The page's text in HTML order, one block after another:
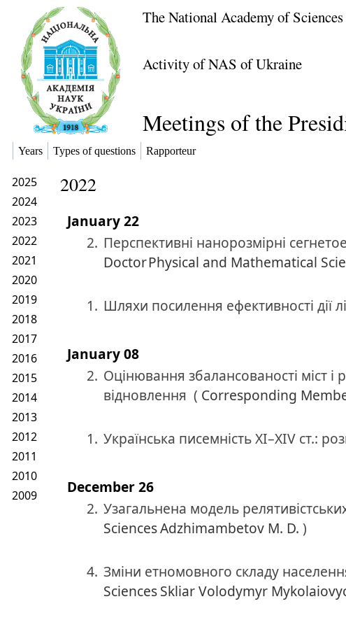
The National Academy of
Activity of NAS of Ukraine
Meetings of the
Years Types of questions Rapporteur
2025
2024
2023
2022
2021
2020
2019
2018
2017
2016
2015
2014
2013
2012
2011
2010
2009
2022
January 22
2. Перспективні нанорозмірні
DoctorPhysical and Mathematical
1. Шляхи посилення ефективності дії
January 08
2. Оцінювання збалансованості міст і
відновлення ( Corresponding
1. Українська писемність ХІ–ХІV ст.:
December 26
2. Узагальнена модель
SciencesAdzhimambetov M. D. )
4. Зміни етномовного складу
SciencesSkliar Volodymyr